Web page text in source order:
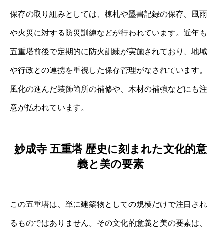
保存の取り組みとしては、棟札や墨書記録の保存、風雨
や火災に対する防災訓練などが行われています。近年も
五重塔前後で定期的に防火訓練が実施されており、地域
や行政との連携を重視した保存管理がなされています。
風化の進んだ装飾箇所の補修や、木材の補強などにも注
意が払われています。
妙成寺 五重塔 歴史に刻まれた文化的意
義と美の要素
この五重塔は、単に建築物としての規模だけで注目され
るものではありません。その文化的意義と美の要素は、